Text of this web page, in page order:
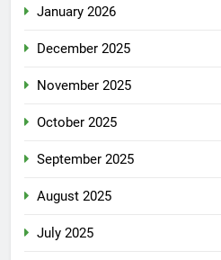
January 2026
December 2025
November 2025
October 2025
September 2025
August 2025
July 2025